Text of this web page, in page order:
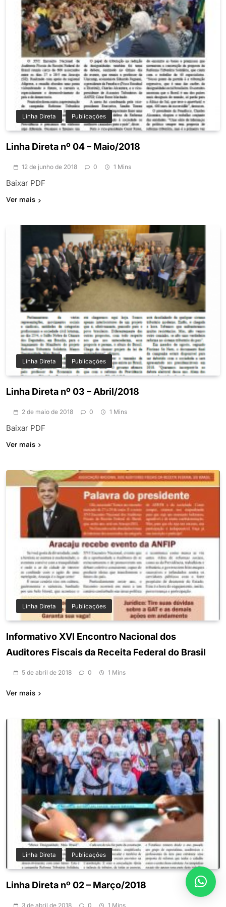
Linha Direta Publicações
Linha Direta nº 04 – Maio/2018
12 de junho de 2018 0 1 Mins
Baixar PDF
Ver mais
Linha Direta Publicações
Linha Direta nº 03 – Abril/2018
2 de maio de 2018 0 1 Mins
Baixar PDF
Ver mais
Linha Direta Publicações
Informativo XVI Encontro Nacional dos
Auditores Fiscais da Receita Federal do Brasil
5 de abril de 2018 0 1 Mins
Ver mais
Linha Direta Publicações
Linha Direta nº 02 – Março/2018
3 de abril de 2018 0 1 Mins